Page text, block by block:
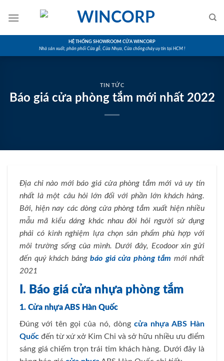
HỆ THỐNG SHOWROOM CỬA WINCORP
Nhà sản xuất, phân phối Cửa gỗ, Cửa Nhựa, Cửa chống cháy uy tín tại HCM !
TIN TỨC
Báo giá cửa phòng tắm mới nhất 2022
Địa chỉ nào mới báo giá cửa phòng tắm mới và uy tín
nhất là một câu hỏi lớn đối với phần lớn khách hàng.
Bởi, hiện nay các dòng cửa phòng tắm xuất hiện nhiều
mẫu mã kiểu dáng khác nhau đòi hỏi người sử dụng
phải có kinh nghiệm lựa chọn sản phẩm phù hợp với
môi trường sống của mình. Dưới đây, Ecodoor xin gửi
đến quý khách bảng báo giá cửa phòng tắm mới nhất
2021
I. Báo giá cửa nhựa phòng tắm
1. Cửa nhựa ABS Hàn Quốc
Đúng với tên gọi của nó, dòng cửa nhựa ABS Hàn
Quốc đến từ xứ xở Kim Chi và sở hữu nhiều ưu điểm
sáng giá chiếm trọn trái tim khách hàng. Dưới đây là